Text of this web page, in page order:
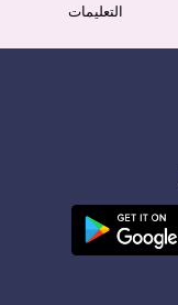
التعليمات